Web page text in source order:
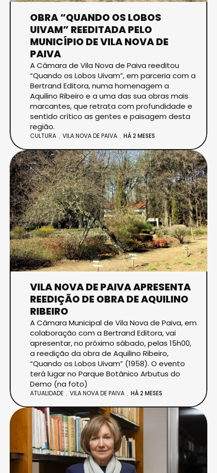
OBRA “QUANDO OS LOBOS
UIVAM” REEDITADA PELO
MUNICÍPIO DE VILA NOVA DE
PAIVA
A Câmara de Vila Nova de Paiva reeditou
“Quando os Lobos Uivam”, em parceria com a
Bertrand Editora, numa homenagem a
Aquilino Ribeiro e a uma das sua obras mais
marcantes, que retrata com profundidade e
sentido crítico as gentes e paisagem desta
região.
CULTURA VILA NOVA DE PAIVA HÁ 2 MESES
VILA NOVA DE PAIVA APRESENTA
REEDIÇÃO DE OBRA DE AQUILINO
RIBEIRO
A Câmara Municipal de Vila Nova de Paiva, em
colaboração com a Bertrand Editora, vai
apresentar, no próximo sábado, pelas 15h00,
a reedição da obra de Aquilino Ribeiro,
“Quando os Lobos Uivam” (1958). O evento
terá lugar no Parque Botânico Arbutus do
Demo (na foto)
ATUALIDADE VILA NOVA DE PAIVA HÁ 2 MESES